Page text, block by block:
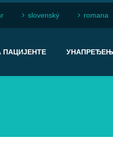
slovenský romana
ПАЦИЈЕНТЕ